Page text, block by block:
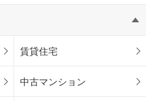
賃貸住宅
中古マンション